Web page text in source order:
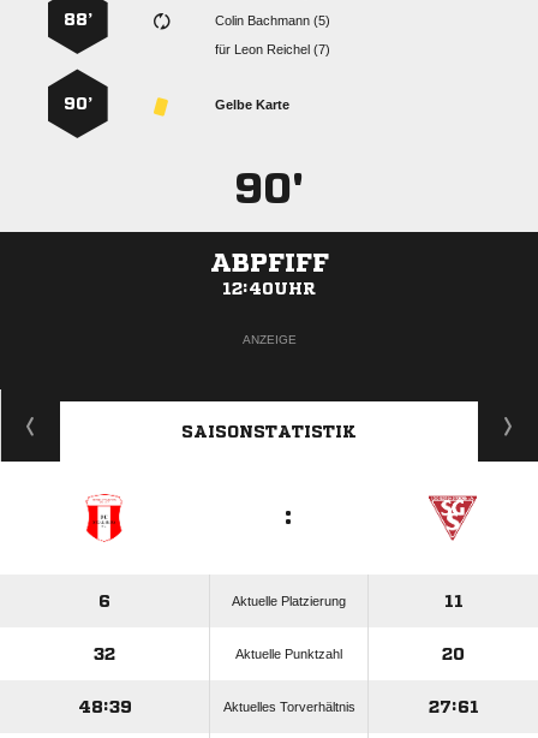
  
für   
88’
Gelbe Karte
90’
90'
ABPFIFF
12:40UHR
ANZEIGE
SAISONSTATISTIK
:
6 Aktuelle Platzierung 11
32 Aktuelle Punktzahl 20
48:39 Aktuelles Torverhältnis 27:61